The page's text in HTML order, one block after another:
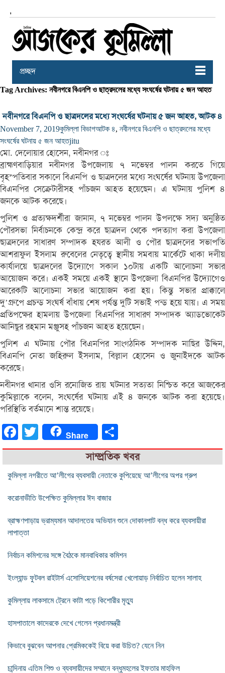
,
প্রচ্ছদ
Tag Archives: নবীনগরে বিএনপি ও ছাত্রদলের মধ্যে সংঘর্ষের ঘটনায় ৫ জন আহত
নবীনগরে বিএনপি ও ছাত্রদলের মধ্যে সংঘর্ষের ঘটনায় ৫ জন আহত, আটক ৪
November 7, 2019কুমিল্লা বিভাগআটক ৪, নবীনগরে বিএনপি ও ছাত্রদলের মধ্যে
সংঘর্ষের ঘটনায় ৫ জন আহতjitu
মো. দেলোয়ার হোসেন, নবীনগর ঃ
ব্রাহ্মণবাড়িয়ার নবীনগর উপজেলায় ৭ নভেম্বর পালন করতে গিয়ে
বৃহস্পতিবার সকালে বিএনপি ও ছাত্রদলের মধ্যে সংঘর্ষের ঘটনায় উপজেলা
বিএনপির সেক্রেটারীসহ পাঁচজন আহত হয়েছেন। এ ঘটনায় পুলিশ ৪
জনকে আটক করেছে।
পুলিশ ও প্রত্যক্ষদর্শীরা জানান, ৭ নভেম্বর পালন উপলক্ষে সদ্য অনুষ্ঠিত
পৌরসভা নির্বাচনকে কেন্দ্র করে ছাত্রদল থেকে পদত্যাগ করা উপজেলা
ছাত্রদলের সাধারণ সম্পাদক হযরত আলী ও পৌর ছাত্রদলের সভাপতি
আশরাফুল ইসলাম রুবেলের নেতৃত্বে স্থানীয় সমবায় মার্কেটে থাকা দলীয়
কার্যালয়ে ছাত্রদলের উদ্যোগে সকাল ১০টায় একটি আলোচনা সভার
আয়োজন করে। একই সময়ে একই স্থানে উপজেলা বিএনপির উদ্যোগেও
আরেকটি আলোচনা সভার আয়োজন করা হয়। কিন্তু সভার প্রাক্কালে
দু’গ্রুপে প্রচন্ড সংঘর্ষ বাঁধায় শেষ পর্যন্ত দুটি সভাই পন্ড হয়ে যায়। এ সময়
প্রতিপক্ষের হামলায় উপজেলা বিএনপির সাধারণ সম্পাদক অ্যাডভোকেট
আনিছুর রহমান মঞ্জুসহ পাঁচজন আহত হয়েছেন।
পুলিশ এ ঘটনায় পৌর বিএনপির সাংগঠনিক সম্পাদক নাছির উদ্দিন,
বিএনপি নেতা জহিরুল ইসলাম, বিল্লাল হোসেন ও জুনাইদকে আটক
করেছে।
নবীনগর থানার ওসি রনোজিত রায় ঘটনার সত্যতা নিশ্চিত করে আজকের
কুমিল্লাকে বলেন, সংঘর্ষের ঘটনায় এই ৪ জনকে আটক করা হয়েছে।
পরিস্থিতি বর্তমানে শান্ত রয়েছে।
FacebookTwitter Share
সাম্প্রতিক খবর
কুমিল্লা নগরীতে আ’লীগের ব্যবসায়ী নেতাকে কুপিয়েছে আ’লীগের অপর গ্রুপ
করোনাভীতি উপেক্ষিত কুমিল্লার ঈদ বাজার
ব্রাহ্মণপাড়ায় ভ্রাম্যমান আদালতের অভিযান শুনে দোকানপাট বন্ধ করে ব্যবসায়ীরা
লাপাত্তা
নির্বাচন কমিশনের সঙ্গে বৈঠকে মানবাধিকার কমিশন
ইংল্যান্ড ফুটবল রাইটার্স এসোসিয়েশনের বর্ষসেরা খেলোয়াড় নির্বাচিত হলেন সালাহ
কুমিল্লায় লাকসামে ট্রেনে কাটা পড়ে কিশোরীর মৃত্যু
হাসপাতালে কাদেরকে দেখে গেলেন প্রধানমন্ত্রী
কিভাবে বুঝবেন আপনার প্রেমিককেই বিয়ে করা উচিত? যেনে নিন
চান্দিনায় এতিম শিশু ও ব্যবসায়ীদের সম্মানে বন্ধুমহলের ইফতার মাহফিল